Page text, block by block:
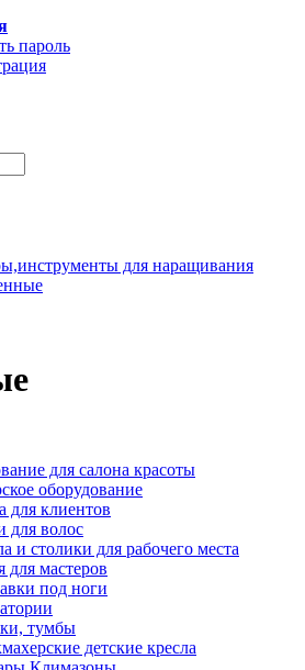
пароль
для наращивания
для салона красоты
оборудование
для клиентов
для волос
и столики для рабочего места
для мастеров
под ноги
тумбы
детские кресла